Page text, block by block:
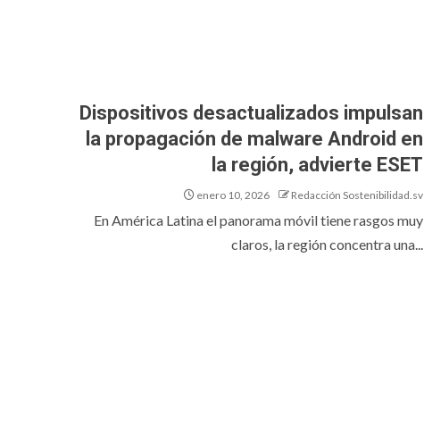
Dispositivos desactualizados impulsan
la propagación de malware Android en
la región, advierte ESET
enero 10, 2026 Redacción Sostenibilidad.sv
En América Latina el panorama móvil tiene rasgos muy
claros, la región concentra una...